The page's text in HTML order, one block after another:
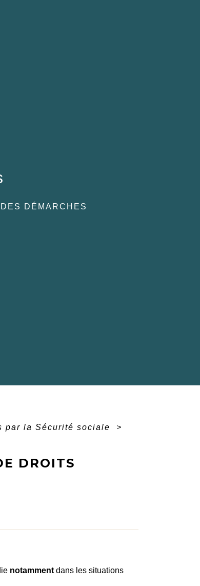
DÉMARCHES
par la Sécurité sociale
>
DROITS
notammentdans les situations